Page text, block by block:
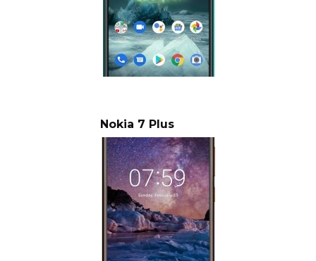
Nokia 7 Plus